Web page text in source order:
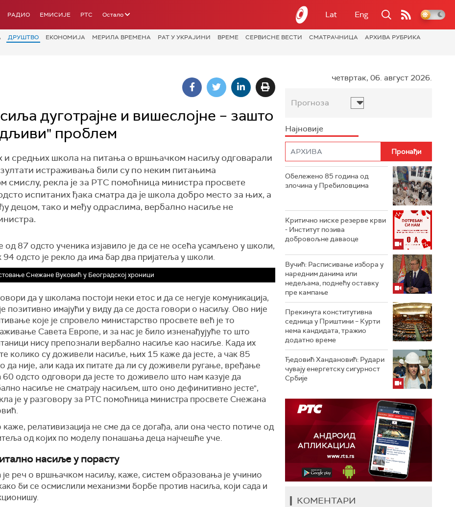
РАДИО ЕМИСИЈЕ РТС Остало Lat Eng
ДРУШТВО ЕКОНОМИЈА МЕРИЛА ВРЕМЕНА РАТ У УКРАЈИНИ ВРЕМЕ СЕРВИСНЕ ВЕСТИ СМАТРАЧНИЦА
АРХИВА РУБРИКА
дуготрајне и вишеслојне – зашто
проблем
и средњих школа на питања о вршњачком насиљу одговарали
истраживања били су по неким питањима
смислу, рекла је за РТС помоћница министра просвете
испитаних ђака сматра да је школа добро место за њих, а
децом, тако и међу одраслима, вербално насиље не
од 87 одсто ученика изјавило је да се не осећа усамљено у школи,
94 одсто је рекло да има бар два пријатеља у школи.
Снежане Вуковић у Београдској хроници
да у школама постоји неки етос и да се негује комуникација,
позитивно имајући у виду да се доста говори о насиљу. Ово није
које је спровело министарство просвете већ је то
Савета Европе, и за нас је било изненађујуће то што
нису препознали вербално насиље као насиље. Када их
колико су доживели насиље, њих 15 каже да јесте, а чак 85
да није, али када их питате да ли су доживели ругање, вређање
60 одсто одговори да јесте то доживело што нам казује да
насиље не сматрају насиљем, што оно дефинитивно јесте",
је у разговору за РТС помоћница министра просвете Снежана
каже, релативизација не сме да се догађа, али она често потиче од
од којих по моделу понашања деца најчешће уче.
насиље у порасту
је реч о вршњачком насиљу, каже, систем образовања је учинио
би се осмислили механизми борбе против насиља, који сада и
четвртак, 06. август 2026.
Прогноза
Најновије
Обележено 85 година од
злочина у Пребиловцима
Критично ниске резерве крви
- Институт позива
добровољне даваоце
Вучић: Расписивање избора у
наредним данима или
недељама, поднећу оставку
пре кампање
Прекинута конститутивна
седница у Приштини – Курти
нема кандидата, тражио
додатно време
Ђедовић Хандановић: Рудари
чувају енергетску сигурност
Србије
КОМЕНТАРИ